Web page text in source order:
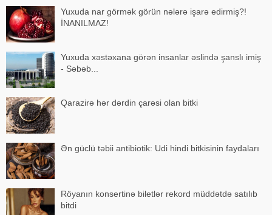
Yuxuda nar görmək görün nələrə işarə edirmiş?!
İNANILMAZ!
Yuxuda xəstəxana görən insanlar əslində şanslı imiş
- Səbəb...
Qarazirə hər dərdin çarəsi olan bitki
Ən güclü təbii antibiotik: Udi hindi bitkisinin faydaları
Röyanın konsertinə biletlər rekord müddətdə satılıb
bitdi